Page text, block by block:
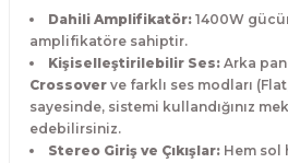
Dahili Amplifikatör: 1400W
amplifikatöre sahiptir.
Kişiselleştirilebilir Ses: Arka
Crossover ve farklı ses modları
sayesinde, sistemi kullandığınız
edebilirsiniz.
Stereo Giriş ve Çıkışlar: Hem sol